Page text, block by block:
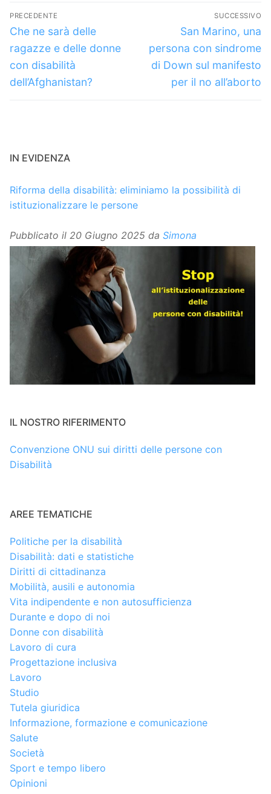
Navigazione
articoli
PRECEDENTE
Articolo
precedente:
Che ne sarà delle
ragazze e delle donne
con disabilità
dell’Afghanistan?
SUCCESSIVO
Articolo
successivo:
San Marino, una
persona con sindrome
di Down sul manifesto
per il no all’aborto
IN EVIDENZA
Riforma della disabilità: eliminiamo la possibilità di
istituzionalizzare le persone
Pubblicato il 20 Giugno 2025 da Simona
IL NOSTRO RIFERIMENTO
Convenzione ONU sui diritti delle persone con
Disabilità
AREE TEMATICHE
Politiche per la disabilità
Disabilità: dati e statistiche
Diritti di cittadinanza
Mobilità, ausili e autonomia
Vita indipendente e non autosufficienza
Durante e dopo di noi
Donne con disabilità
Lavoro di cura
Progettazione inclusiva
Lavoro
Studio
Tutela giuridica
Informazione, formazione e comunicazione
Salute
Società
Sport e tempo libero
Opinioni